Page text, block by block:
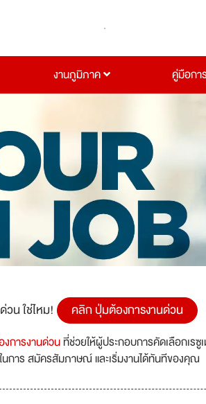
งานภูมิภาค คู่มือกา
น ใช่ไหม! คลิก ปุ่มต้องการงานด่วน
การงานด่วนที่ช่วยให้ผู้ประกอบการคัดเลือกเร
การ สมัครสัมภาษณ์ และเริ่มงานได้ทันทีของคุณ